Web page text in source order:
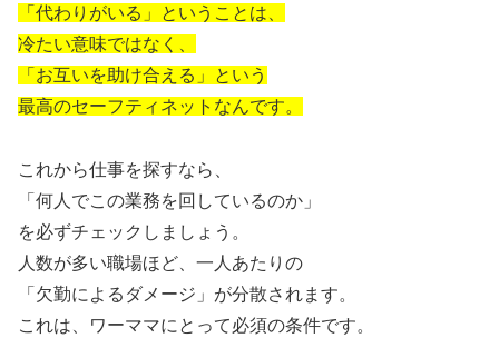
「代わりがいる」ということは、
冷たい意味ではなく、
「お互いを助け合える」という
最高のセーフティネットなんです。
これから仕事を探すなら、
「何人でこの業務を回しているのか」
を必ずチェックしましょう。
人数が多い職場ほど、一人あたりの
「欠勤によるダメージ」が分散されます。
これは、ワーママにとって必須の条件です。